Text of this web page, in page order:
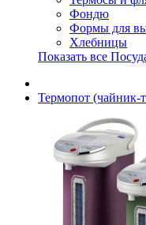
Фондю
Формы для
Хлебницы
Показать все
Термопот (чайник-